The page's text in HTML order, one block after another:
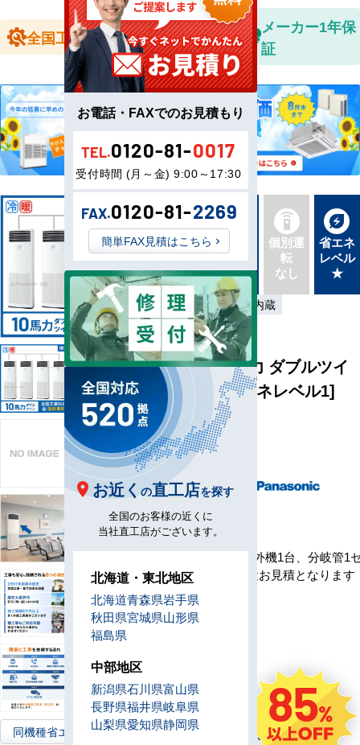
全国工事対応
全国送料無
料
メーカー1年保
証
同機種省エネ型へ
新品直
送
最新機
種
同機種
タイプ
別あり
個別運
転
なし
省エネ
レベル
★
三相200V
本体内蔵
ダブルツイン
床置形 10馬力 ダブルツイ
ン 標準 [省エネレベル1]
型
番
Y280-H4
メ
ー
カ
ー
セ
ッ
内
容
室内機4台、室外機1台、分岐管1
※工事費は別途お見積となります
リ
電
源
三相200V
定
4,626,600円（税込）
85
お電話・FAXでのお見積もり
TEL.0120-81-0017
受付時間 (月～金) 9:00～17:30
FAX.0120-81-2269
簡単FAX見積はこちら
お近く の直工店を探す
全国のお客様の近くに
当社直工店がございます。
北海道・東北地区
北海道青森県岩手県
秋田県宮城県山形県
福島県
中部地区
新潟県石川県富山県
長野県福井県岐阜県
山梨県愛知県静岡県